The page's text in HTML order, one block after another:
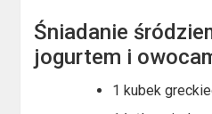
Śniadanie
jogurtem i
1 kubek